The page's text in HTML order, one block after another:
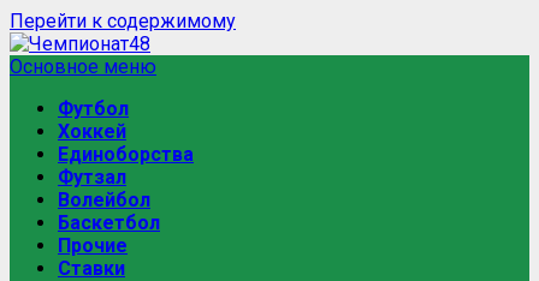
Перейти к содержимому
Основное меню
Футбол
Хоккей
Единоборства
Футзал
Волейбол
Баскетбол
Прочие
Ставки